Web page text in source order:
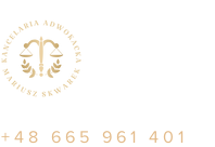
+48 665 961 401